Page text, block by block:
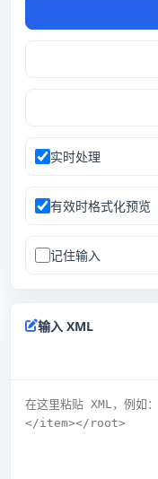
输入 XML
实时处理
有效时格式化预览
记住输入